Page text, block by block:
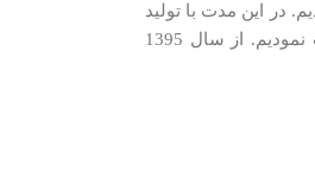
های مختلف ایران کردیم. در اين مدت با توليد
كنندگان و وارد كنندگان معتبرترین برندها در گروه‌‏های مختلف و با همکاری نزدیک با وارد‏کنندگان و توزیع‏ کنندگان اصلی این کالاها در ایران و خارج از کشور شروع به فعاليت نمودیم. از سال 1395